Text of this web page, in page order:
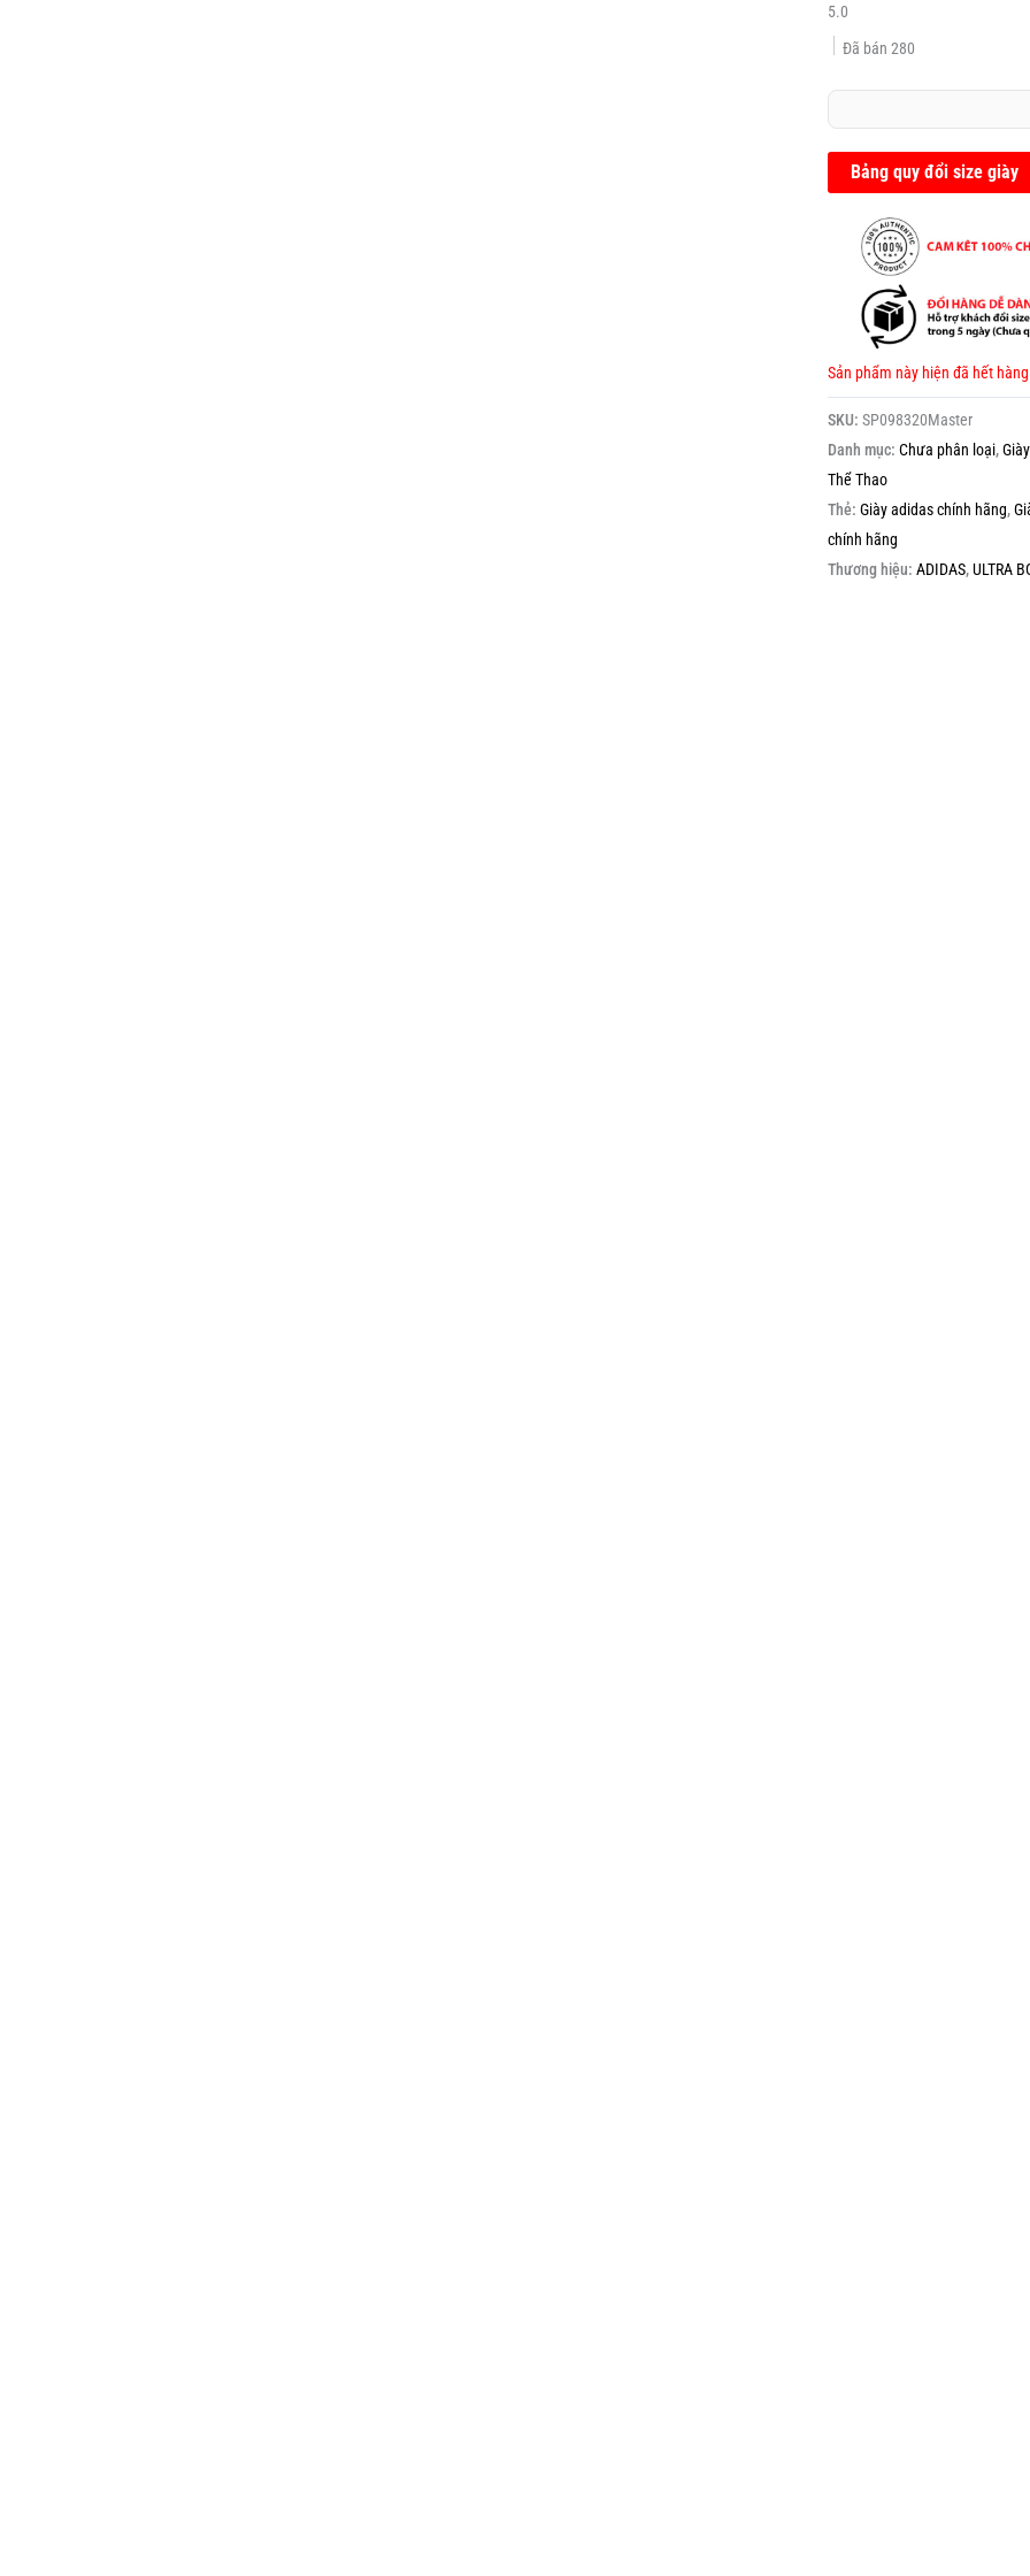
5.0
Đã bán 280
Bảng quy đổi size giày
Sản phẩm này hiện đã hết
SKU: SP098320Master
Danh mục: Chưa phân loại,
Thể Thao
Thẻ: Giày adidas chính hãng,
chính hãng
Thương hiệu: ADIDAS,ULTRA